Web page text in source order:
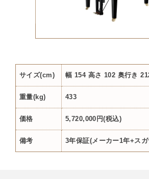
サイズ(cm) 幅 154 高さ 102 奥行き
重量(kg) 433
価格 5,720,000円(税込)
備考 3年保証(メーカー1年+ス